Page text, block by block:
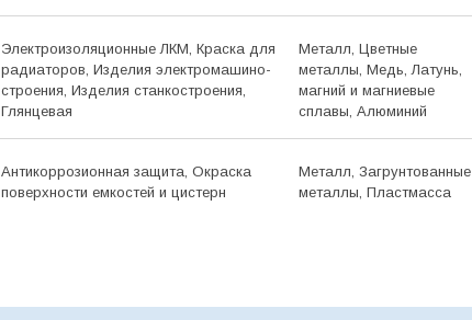
Электро­изоляци­онные ЛКМ, Краска для
радиаторов, Изделия электро­машино­
строения, Изделия станко­строения,
Глянцевая
Металл, Цветные
металлы, Медь, Латунь,
магний и магниевые
сплавы, Алюминий
Антикор­розионная защита, Окраска
поверхности емкостей и цистерн
Металл, Загрунтованные
металлы, Пластмасса